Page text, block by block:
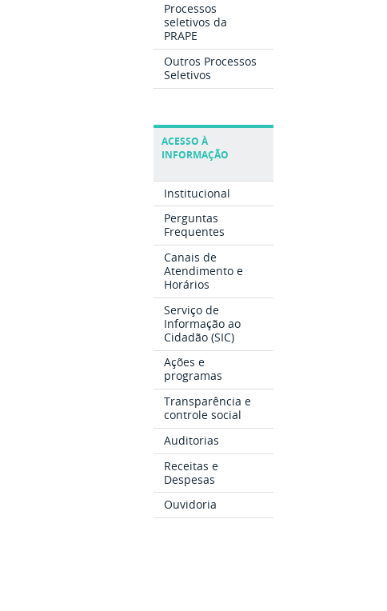
Processos
seletivos da
PRAPE
Outros Processos
Seletivos
ACESSO À
INFORMAÇÃO
Institucional
Perguntas
Frequentes
Canais de
Atendimento e
Horários
Serviço de
Informação ao
Cidadão (SIC)
Ações e
programas
Transparência e
controle social
Auditorias
Receitas e
Despesas
Ouvidoria